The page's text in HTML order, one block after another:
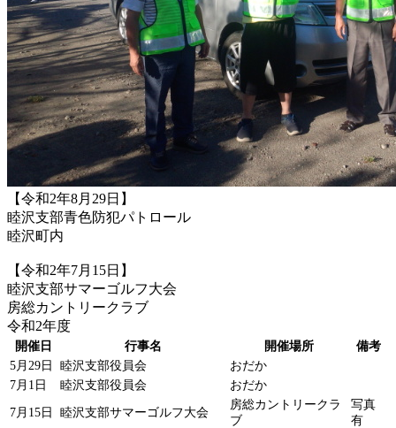
【令和2年8月29日】
睦沢支部青色防犯パトロール
睦沢町内
【令和2年7月15日】
睦沢支部サマーゴルフ大会
房総カントリークラブ
令和2年度
開催日 行事名 開催場所
備考
5月29日
睦沢支部役員会
おだか
7月1日
睦沢支部役員会 おだか
7月15日 睦沢支部サマーゴルフ大会
房総カントリークラ
ブ
写真
有